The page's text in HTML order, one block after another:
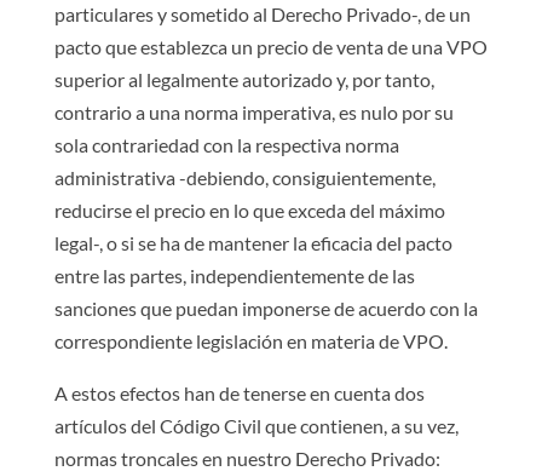
particulares y sometido al Derecho Privado-, de un
pacto que establezca un precio de venta de una VPO
superior al legalmente autorizado y, por tanto,
contrario a una norma imperativa, es nulo por su
sola contrariedad con la respectiva norma
administrativa -debiendo, consiguientemente,
reducirse el precio en lo que exceda del máximo
legal-, o si se ha de mantener la eficacia del pacto
entre las partes, independientemente de las
sanciones que puedan imponerse de acuerdo con la
correspondiente legislación en materia de VPO.
A estos efectos han de tenerse en cuenta dos
artículos del Código Civil que contienen, a su vez,
normas troncales en nuestro Derecho Privado: